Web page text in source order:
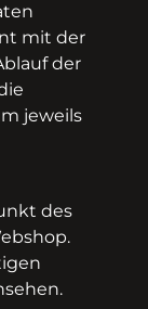
mit der
der
jeweils
des